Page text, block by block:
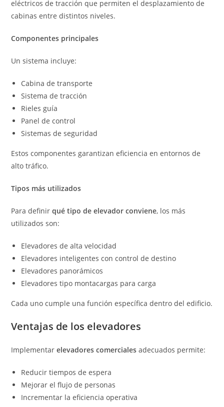
eléctricos de tracción que permiten el desplazamiento de
cabinas entre distintos niveles.
Componentes principales
Un sistema incluye:
Cabina de transporte
Sistema de tracción
Rieles guía
Panel de control
Sistemas de seguridad
Estos componentes garantizan eficiencia en entornos de
alto tráfico.
Tipos más utilizados
Para definirqué tipo de elevador conviene, los más
utilizados son:
Elevadores de alta velocidad
Elevadores inteligentes con control de destino
Elevadores panorámicos
Elevadores tipo montacargas para carga
Cada uno cumple una función específica dentro del edificio.
Ventajas de los elevadores
Implementarelevadores comerciales adecuados permite:
Reducir tiempos de espera
Mejorar el flujo de personas
Incrementar la eficiencia operativa